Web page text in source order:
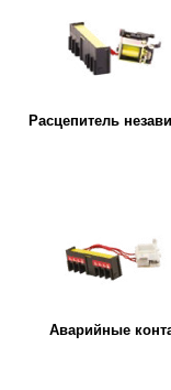
Расцепитель
Аварийные